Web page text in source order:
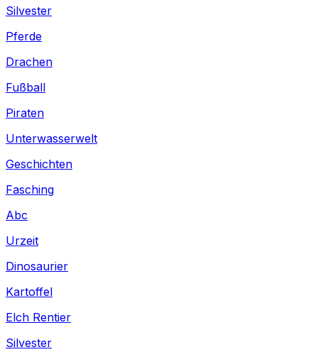
Silvester
Pferde
Drachen
Fußball
Piraten
Unterwasserwelt
Geschichten
Fasching
Abc
Urzeit
Dinosaurier
Kartoffel
Elch Rentier
Silvester